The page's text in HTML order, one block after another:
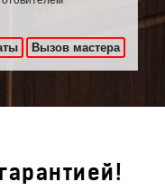
Вызов мастера